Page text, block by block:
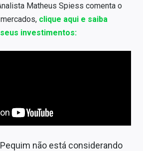
Matheus Spiess comenta o
clique aqui e saiba
investimentos:
não está considerando